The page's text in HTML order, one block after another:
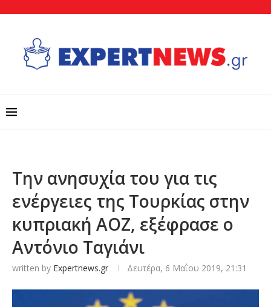
Την ανησυχία του για τις
ενέργειες της Τουρκίας στην
κυπριακή ΑΟΖ, εξέφρασε ο
Αντόνιο Ταγιάνι
written by Expertnews.gr Δευτέρα, 6 Μαΐου 2019, 21:31